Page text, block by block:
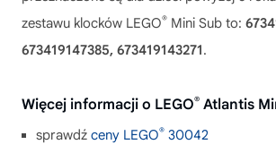
zestawu klocków LEGO® Mini Sub to:
673419147385, 673419143271.
Więcej informacji o LEGO® Atlantis
sprawdź ceny LEGO® 30042